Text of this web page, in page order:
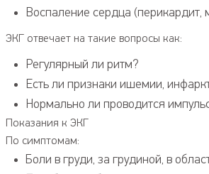
Воспаление сердца (перикардит,
ЭКГ отвечает на такие вопросы как:
Регулярный ли ритм?
Есть ли признаки ишемии,
Нормально ли проводится
Показания к ЭКГ
По симптомам:
Боли в груди, за грудиной, в